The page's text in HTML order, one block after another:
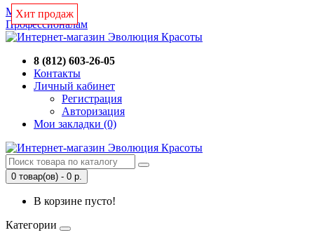
Магазин
Профессионалам
8 (812) 603-26-05
Контакты
Личный кабинет
Регистрация
Авторизация
Мои закладки (0)
0 товар(ов) - 0 р.
В корзине пусто!
Категории
Хит продаж
Хит продаж